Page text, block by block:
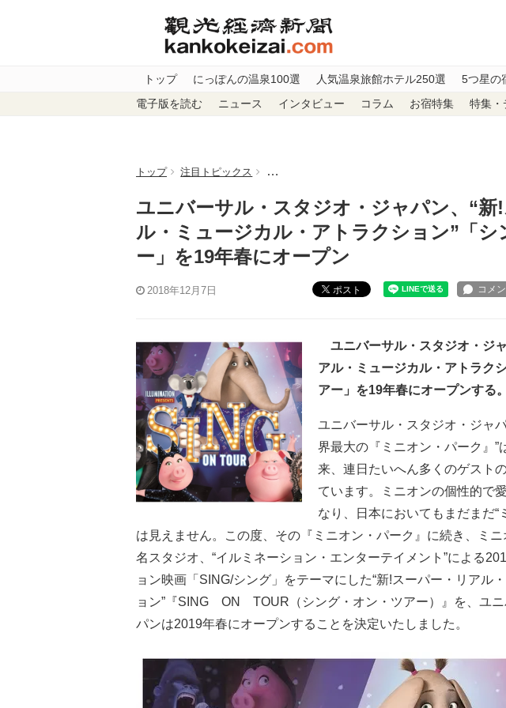
トップ にっぽんの温泉100選 人気温泉旅館ホテル250選 5つ星の
電子版を読む ニュース インタビュー コラム お宿特集 特集・
トップ 注目トピックス ユニバーサル・スタジオ・ジャパン、“新!スーパー
ユニバーサル・スタジオ・ジャパン、“新
ル・ミュージカル・アトラクション”「シ
ー」を19年春にオープン
2018年12月7日 ポスト
ユニバーサル・スタジオ・ジ
アル・ミュージカル・アトラク
アー」を19年春にオープンする。
ユニバーサル・スタジオ・ジャ
界最大の『ミニオン・パーク』”
来、連日たいへん多くのゲスト
ています。ミニオンの個性的で
なり、日本においてもまだまだ“
は見えません。この度、その『ミニオン・パーク』に続き、ミ
名スタジオ、“イルミネーション・エンターテイメント”による
ョン映画「SING/シング」をテーマにした“新!スーパー・リアル
ョン”『SING ON TOUR（シング・オン・ツアー）』を、ユニ
パンは2019年春にオープンすることを決定いたしました。